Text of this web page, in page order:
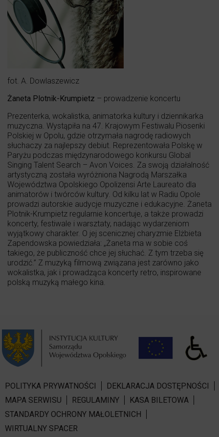
fot. A. Dowlaszewicz
Żaneta Plotnik-Krumpietz – prowadzenie koncertu
Prezenterka, wokalistka, animatorka kultury i dziennikarka
muzyczna. Wystąpiła na 47. Krajowym Festiwalu Piosenki
Polskiej w Opolu, gdzie otrzymała nagrodę radiowych
słuchaczy za najlepszy debiut. Reprezentowała Polskę w
Paryżu podczas międzynarodowego konkursu Global
Singing Talent Search – Avon Voices. Za swoją działalność
artystyczną została wyróżniona Nagrodą Marszałka
Województwa Opolskiego Opolizensi Arte Laureato dla
animatorów i twórców kultury. Od kilku lat w Radiu Opole
prowadzi autorskie audycje muzyczne i edukacyjne. Żaneta
Plotnik-Krumpietz regularnie koncertuje, a także prowadzi
koncerty, festiwale i warsztaty, nadając wydarzeniom
wyjątkowy charakter. O jej scenicznej charyzmie Elżbieta
Zapendowska powiedziała: „Żaneta ma w sobie coś
takiego, że publiczność chce jej słuchać. Z tym trzeba się
urodzić.” Z muzyką filmową związana jest zarówno jako
wokalistka, jak i prowadząca koncerty retro, inspirowane
polską muzyką małego kina.
POLITYKA PRYWATNOŚCI
DEKLARACJA DOSTĘPNOŚCI
MAPA SERWISU
REGULAMINY
KASA BILETOWA
STANDARDY OCHRONY MAŁOLETNICH
WIRTUALNY SPACER